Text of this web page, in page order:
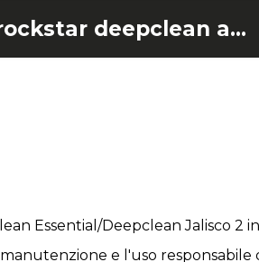
Accessorio 2 in 1 rockstar deepclean animal/flex/wet/essential/jalisco
Essential/Deepclean Jalisco 2 in
e l'uso